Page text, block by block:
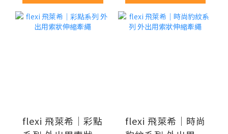
flexi 飛萊希｜彩點
flexi 飛萊希｜時尚